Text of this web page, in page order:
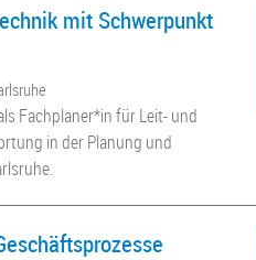
mit Schwerpunkt
Fachplaner*in für Leit- und
in der Planung und